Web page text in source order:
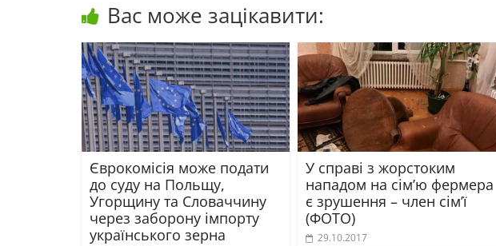
Вас може зацікавити:
Єврокомісія може подати
до суду на Польщу,
Угорщину та Словаччину
через заборону імпорту
українського зерна
У справі з жорстоким
нападом на сім’ю фермера
є зрушення – член сім’ї
(ФОТО)
29.10.2017